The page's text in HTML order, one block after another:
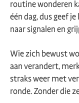
routine wonderen
één dag, dus geef
naar signalen en
Wie zich bewust
aan verandert,
straks weer met
ronde. Zonder die